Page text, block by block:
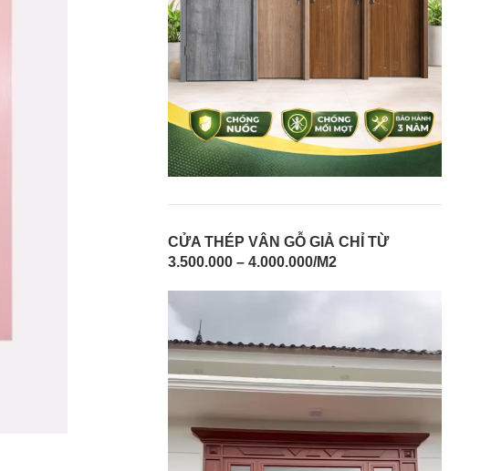
CỬA THÉP VÂN GỖ GIẢ CHỈ TỪ
3.500.000 – 4.000.000/M2